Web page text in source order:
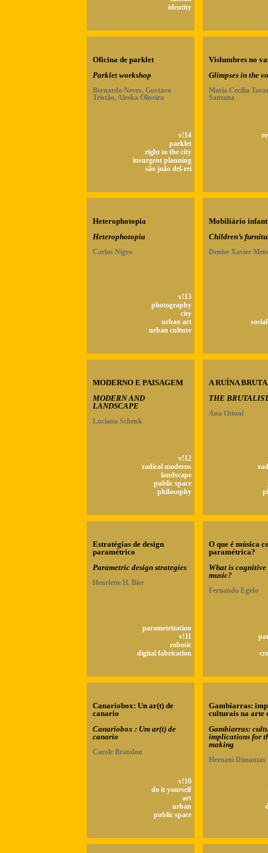
identity
Oficina de parklet
Parklet workshop
Bernardo Neves, Gustavo
Tristão, Aleska Oliveira
v!14
parklet
right to the city
insurgent planning
são joão del-rei
Vislumbres no
Glimpses in the
Maria Cecília
Santana
Heterophotopia
Heterophotopia
Carlos Nigro
v!13
photography
city
urban art
urban culture
Mobiliário
Children’s
Denise Xavier
MODERNO E PAISAGEM
MODERN AND
LANDSCAPE
Luciana Schenk
v!12
radical moderns
landscape
public space
philosophy
A RUÍNA
THE
Ana Ottoni
Estratégias de design
paramétrico
Parametric design strategies
Henriette H. Bier
parametrization
v!11
robotic
digital fabrication
O que é música
paramétrica?
What is
music?
Fernando Egido
Canariobox: Un ar(t) de
canario
Canariobox : Um ar(t) de
canario
Carole Brandon
v!10
do it yourself
art
urban
public space
Gambiarras:
culturais na arte
Gambiarras:
implications for
making
Hernani Dimantas